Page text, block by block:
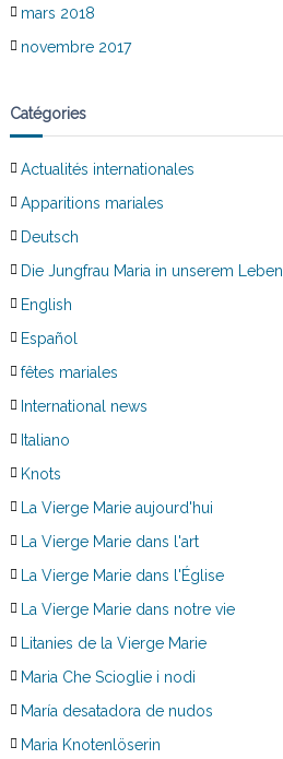
mars 2018
novembre 2017
Catégories
Actualités internationales
Apparitions mariales
Deutsch
Die Jungfrau Maria in unserem Leben
English
Español
fêtes mariales
International news
Italiano
Knots
La Vierge Marie aujourd'hui
La Vierge Marie dans l'art
La Vierge Marie dans l'Église
La Vierge Marie dans notre vie
Litanies de la Vierge Marie
Maria Che Scioglie i nodi
María desatadora de nudos
Maria Knotenlöserin